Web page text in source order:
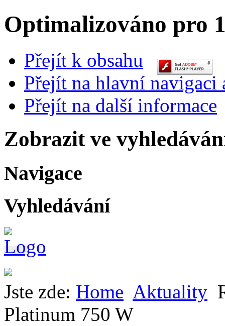
Optimalizováno pro
Přejít k obsahu
Přejít na hlavní navigaci
Přejít na další informace
Zobrazit ve
Navigace
Vyhledávání
Jste zde: Home Aktuality
Platinum 750 W